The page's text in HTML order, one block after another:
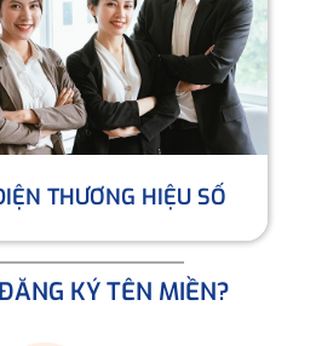
THƯƠNG HIỆU SỐ
KÝ TÊN MIỀN?